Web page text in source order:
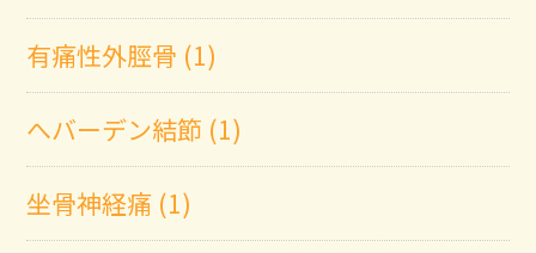
有痛性外脛骨 (1)
へバーデン結節 (1)
坐骨神経痛 (1)